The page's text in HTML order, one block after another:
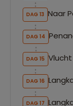
DAG 13 Naar
DAG 14
DAG 15
DAG 16
DAG 17